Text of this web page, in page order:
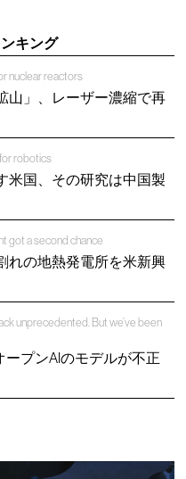
キング
nuclear reactors
山」、レーザー濃縮で再
robotics
米国、その研究は中国製
got a second chance
の地熱発電所を米新興
unprecedented. But we’ve been
ープンAIのモデルが不正